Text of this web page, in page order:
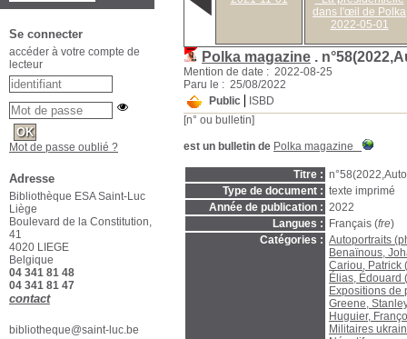
dans l'œil de Polka
2022-05-01
Polka magazine .
Mention de date : 2022-08-25
Paru le : 25/08/2022
Public
ISBD
[n° ou bulletin]
est un bulletin de Polka magazine
Titre :
Type de document : texte imprimé
Année de publication : 2022
Langues :
Français (fre)
Catégories : Autoportraits
Benaïnous,
Cariou, Patrick
Élias, Édouard
Expositions de
Greene,
Huguier,
Militaires
Se connecter
accéder à votre compte de
lecteur
Mot de passe oublié ?
Adresse
Bibliothèque ESA Saint-Luc
Liège
Boulevard de la Constitution,
41
4020 LIEGE
Belgique
04 341 81 48
04 341 81 47
contact
bibliotheque@saint-luc.be